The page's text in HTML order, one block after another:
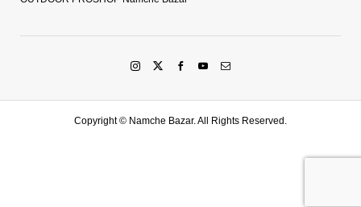
Copyright © Namche Bazar. All Rights Reserved.
LINE友達登録